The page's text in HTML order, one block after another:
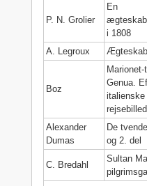
P. N. Grolier
En
i 1808
A. Legroux
Boz
Marionet-
Genua.
italienske
Alexander
Dumas
De
og 2. del
C. Bredahl
Sultan